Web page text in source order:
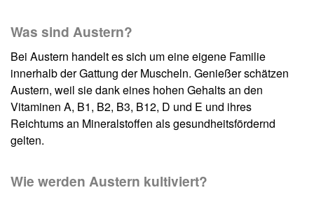
Was sind Austern?
Bei Austern handelt es sich um eine eigene Familie
innerhalb der Gattung der Muscheln. Genießer schätzen
Austern, weil sie dank eines hohen Gehalts an den
Vitaminen A, B1, B2, B3, B12, D und E und ihres
Reichtums an Mineralstoffen als gesundheitsfördernd
gelten.
Wie werden Austern kultiviert?